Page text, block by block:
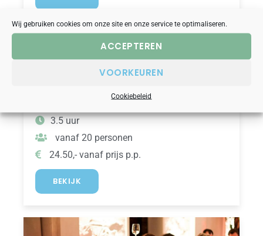
Wij gebruiken cookies om onze site en onze service te optimaliseren.
ACCEPTEREN
VOORKEUREN
Cookiebeleid
dinerspel escape game spanning
3.5 uur
vanaf 20 personen
24.50,- vanaf prijs p.p.
BEKIJK